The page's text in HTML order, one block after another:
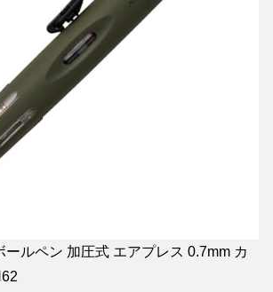
ールペン 加圧式 エアプレス 0.7mm カ